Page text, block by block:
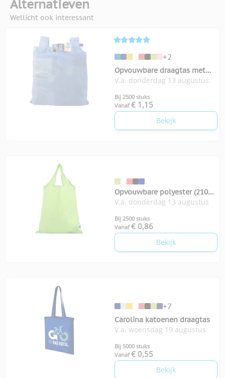
Alternatieven
Wellicht ook interessant
+2
Opvouwbare draagtas met
karabijnhaakje
V.a. donderdag 13 augustus
Bij 2500 stuks
Vanaf € 1,15
Bekijk
Opvouwbare polyester (210D)
boodschappentas
V.a. donderdag 13 augustus
Bij 2500 stuks
Vanaf € 0,86
Bekijk
+7
Carolina katoenen draagtas
V.a. woensdag 19 augustus
Bij 5000 stuks
Vanaf € 0,55
Bekijk